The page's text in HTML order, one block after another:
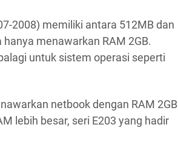
2008) memiliki antara 512MB dan
menawarkan RAM 2GB.
untuk sistem operasi seperti
netbook dengan RAM 2GB
lebih besar, seri E203 yang hadir